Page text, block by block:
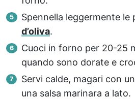
Spennella leggermente le
d’oliva.
Cuoci in forno per 20-25
quando sono dorate e
Servi calde, magari con
una salsa marinara a lato.